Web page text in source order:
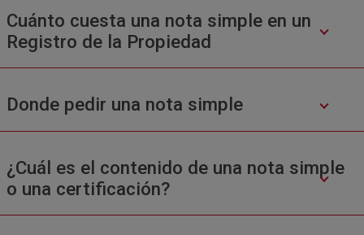
Cuánto cuesta una nota simple en un
Registro de la Propiedad
Donde pedir una nota simple
¿Cuál es el contenido de una nota simple
o una certificación?